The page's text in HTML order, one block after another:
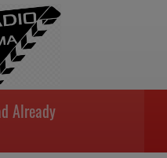
Already